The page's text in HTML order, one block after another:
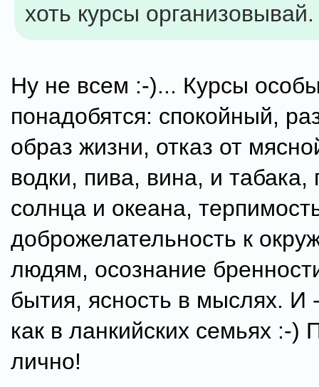
хоть курсы организовывай.
Ну не всем :-)... Курсы
понадобятся: спокойный,
образ жизни, отказ от
водки, пива, вина, и
солнца и океана,
доброжелательность к
людям, осознание
бытия, ясность в мыслях. И
как в ланкийских семьях :-)
лично!